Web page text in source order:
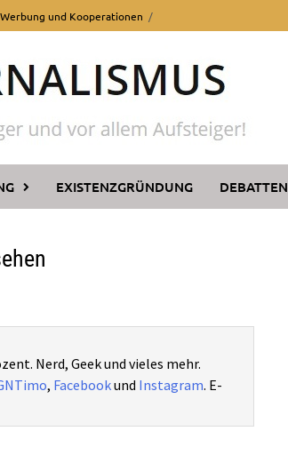
Werbung und Kooperationen
EXISTENZGRÜNDUNG DEBATTEN
Nerd, Geek und vieles mehr.
, Facebookund Instagram. E-